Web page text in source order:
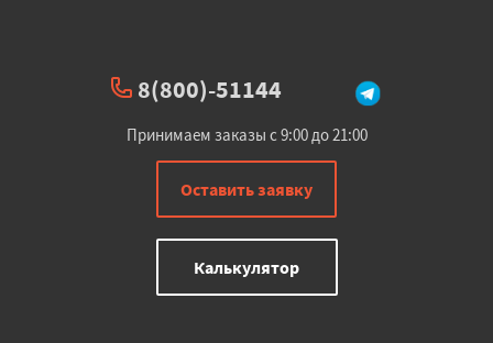
8(800)-51144
Принимаем заказы с 9:00 до 21:00
Оставить заявку
Калькулятор